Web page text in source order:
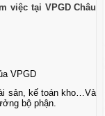
việc tại VPGD Châu
VPGD
sản, kế toán kho…Và
bộ phận.